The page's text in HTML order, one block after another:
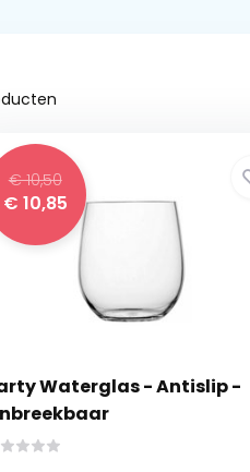
€ 10,50
€ 10,85
Waterglas - Antislip -